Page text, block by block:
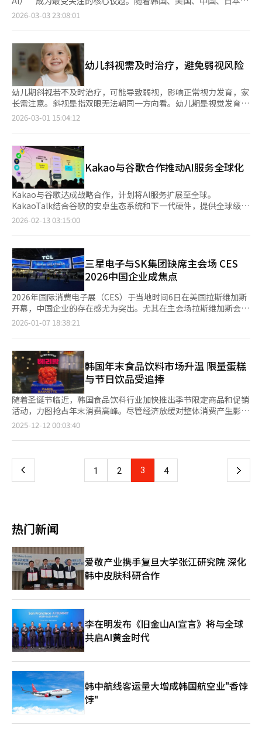
邱等地区。此前，乐天百货在上月开设了约694平方米的“阿迪达
斯品牌中心”，提供足部扫描服务，推荐合适的跑鞋。 CU便利店
号店是业内首个跑步主题店。店内设有无人储物柜、更衣室、休息
区和化妆间。 商品也专为跑步者设计，提供能量胶、护膝和防晒
霜等必需品。 此前试点安装储物柜的店铺销售额增长超过20%，
CU计划在汉江沿岸的18家店铺推广这一模式，建立“汉江跑步网
络”。 时尚平台也在应对跑步需求的增长。Musinsa在1月开设
了“Musinsa Kicks”鞋类专卖店，1楼为跑步专用空间。19日将
在首尔圣水洞开设第二家店，地下1层为“Musinsa Run”跑步专
用区。 城市各地也形成了跑步者聚集的“跑步基地”。阿迪达斯
供社交和休息空间。 位于首尔北村的“New Balance北村跑步中
心”提供跑鞋和装备租赁服务，游客可以体验北村和景福宫周边的
跑步路线。 零售业正将跑步与“体验消费”结合，计划通过店铺
举办跑步活动和聚会，吸引更多顾客。 业内人士表示：“跑步者
聚集的地方自然会产生消费，这成为平台的竞争力。线下店铺正从
单纯的购物场所转变为社区空间。”※ 本报道经人工智能（AI）系
统翻译与编辑。
多国科技企业集中亮相，本届大会已由传统移动通信技术展会，升
西班牙巴塞罗那菲拉格兰维亚会展中心开幕。来自全球200多个国
家和地区的约10万名业界人士与嘉宾参会。 从参展趋势来看，韩
国企业主打“实用型AI”，强调人工智能在日常生活场景中的深度
落地。LG U+以“让连接更具人性”为主题，展示搭载“ixi-O
pro”系统的家庭服务机器人。现场演示中，当用户在通话中提及
临时出差，机器人可自动识别语境，将行李箱移动至用户身边并协
助整理，展现出较强的场景理解与自主执行能力。 KT推出机器人
服务平台“K-Raas”，演示机器人从环境感知、数据分析到自主
放生成式大语言模型（LLM）互动体验。包括三星电子、SK海力士
在内，本届MWC共有约180家韩国企业参展，覆盖芯片、通信、终
端及平台生态等多个领域。 相比之下，中国企业更强调通过高完
成度的动态展示吸引关注。近年来在AI终端领域快速崛起的荣耀，
以及构建手机、机器人、电动车等多元生态体系的小米，展区人气
持续走高。 荣耀首次公开的银色人形机器人，可随音乐与舞者同
步舞动，并完成后空翻等高难度动作；其“机器人手机”可根据用
户视线自动调整角度，优化拍摄画面，并精准跟踪用户移动轨迹。
食的完整流程。其中一款“茶艺机器人”可精准控制水温与冲泡时
间，实现标准化操作。中国电信则展示“书法机器人”，通过精细
化控制笔锋力度，流畅书写汉字，体现出在精密执行层面的技术积
累。 日本企业则在高精度控制领域展现出技术优势。NTT
docomo展示远程操控机器人手部技术，可实时同步操作者动作与
握力强度，适用于精细作业场景。美国科技企业Meta开放Ray-
Ban智能眼镜体验，用户通过语音指令即可完成拍照、录像等操
作，体现出可穿戴设备与AI结合的应用潜力。 整体来看，本届
所长，人工智能正加速从数字空间走向现实场景，技术竞争格局亦
呈现出多元化发展趋势。
2026-03-03 23:08:01
幼儿斜视需及时治疗，避免弱视风险
幼儿期斜视若不及时治疗，可能导致弱视，影响正常视力发育，家
长需注意。斜视是指双眼无法朝同一方向看。幼儿期是视觉发育
的“黄金期”，错过此阶段，治疗效果可能受限。若一只眼睛未被
些信号，如孩子眼睛间歇性向外或向内偏转，或拍照时一只眼睛的
光反射异常。疲劳或发呆时症状更明显。儿童斜视的原因尚不明
确，可能与遗传、神经肌肉发育异常、严重屈光不正等有关。预防
方法不明确，早期发现尤为重要。准确诊断需进行视力、眼球运
动、感官功能等全面检查，评估症状起始时间、持续性、单眼或双
眼表现及家族史，测量斜视角度判断类型和程度。儿童常见间歇性
外斜视。治疗分为非手术和手术。初期可通过眼镜矫正、遮盖疗法
（遮盖好眼以使用弱眼）、眼球肌肉注射肉毒杆菌等进行。但若斜
或部分切除以矫正眼位，手术时间通常不超过1小时，多数在全麻
下进行。术后可能出现暂时性充血或复视，但大多会改善，部分需
再次手术。高丽大学安山医院眼科教授河锡圭表示：“儿童斜视手
术麻醉和手术时间较短，整体风险较低。结膜仅切开约3毫米，几
乎无明显疤痕。”他补充道：“不要期望儿童斜视会自行好转，早
期准确诊断最为重要。及时治疗可预防弱视，促进正常视觉功能发
育。”※ 本报道经人工智能（AI）系统翻译与编辑。
2026-03-01 15:04:12
Kakao与谷歌合作推动AI服务全球化
Kakao与谷歌达成战略合作，计划将AI服务扩展至全球。
KakaoTalk结合谷歌的安卓生态系统和下一代硬件，提供全球级AI
体验。Kakao代表郑信雅在2025年业绩发布会上宣布与谷歌的战
Kanana仅在部分iOS设备上试运行。通过与谷歌合作，Kakao将
优化Kanana服务以适应安卓系统，计划向占韩国市场70%以上的
安卓用户开放AI服务。◆ 安卓优化助力“Kanana”腾飞合作还将
扩展至可穿戴设备。Kakao与谷歌共同开发适用于下一代AI眼镜的
用户界面和体验，目标是通过眼镜实现免提AI生活方式。Kakao计
划在未来设备竞争中成为“必备界面”，而谷歌则通过KakaoTalk
在韩国市场的高占有率，获取其硬件的核心内容。在基础设施方
面，Kakao将大幅引入谷歌的AI专用芯片TPU。郑代表表示，正在
成本问题时，利用谷歌的TPU有望实现成本节约和计算效率提升。
Kakao计划通过此举优化自身LLM和服务运营成本。业内分析认
为，Kakao的策略是通过与OpenAI和谷歌等全球领导者合作，快
速推出“最具韩国特色的AI服务”。IT行业人士表示，Kakao是全
球大科技公司进入韩国市场时的理想合作伙伴，与谷歌的联盟将巩
固其作为全球AI技术进入用户日常生活的门户角色。Kakao计划在
年内推出安卓版本的Kanana服务，并通过与谷歌的技术交流大幅
增强多模态AI功能。※ 本报道经人工智能（AI）系统翻译与编辑。
2026-02-13 03:15:00
三星电子与SK集团缺席主会场 CES
2026中国企业成焦点
2026年国际消费电子展（CES）于当地时间6日在美国拉斯维加斯
开幕，中国企业的存在感尤为突出。尤其在主会场拉斯维加斯会议
中心（LVCC）,随着去年设立大型展馆的三星电子和SK集团的缺
Las Vegas）单独设立面积达4628平方米的独立展馆。去年三星电
子的展位由中国企业TCL占据。TCL在本届CES以规模最大的展馆
吸引众多关注。 开展首日，TCL展馆内人头攒动。入口处以超大尺
寸显示屏营造强烈视觉体验，集中展示下一代显示技术及基于人工
智能（AI）的产品阵容。产品涵盖自主研发的“SQD-Mini
LED”显示屏，以及移动设备、可穿戴设备、增强现实技术
（AR）眼镜等多种产品。此外，TCL还展出车辆模型，并在车内
公开车载显示屏等车内电子设备。 值得注意的是，TCL再次展出去
年首次亮相的全球首款模块化人工智能陪伴机器人TCL AiMe。外
流，并执行多种指令。在当日展示活动中，拥有不同名字的三台机
器人登场，与主持人进行互动，赢得现场观众热烈掌声。 此前TCL
被大众熟知，但在本届CES上展示电视、冰箱、空调等多条产品
分可穿戴设备让人联想到三星电子的Galaxy Ring，而美容电器产
品也与戴森Airwrap相似，不免引发对其模仿其他企业产品的质
疑。对此，追觅科技相关人士表示：“即使与戴森产品相比，也毫
不逊色，具备充分竞争力。”
2026-01-07 18:38:21
韩国年末食品饮料市场升温 限量蛋糕
与节日饮品受追捧
随着圣诞节临近，韩国食品饮料行业加快推出季节限定商品和促销
活动，力图抢占年末消费高峰。尽管经济放缓对整体消费产生影
响，蛋糕、饮料、甜点等品类的需求依然稳健。 国家数据处（原
元（约合人民币1018亿元），同比增长3.2%。其中，餐饮服务增
移动购物占比约76%，便捷的即兴消费方式，如蛋糕预订和季节限
定饮品购买，成为拉动需求的重要动力。 在蛋糕市场，SPC集团旗
罗缤（Baskin Robbins）也将冰淇淋蛋糕产量提升约10%，推出
迪士尼动画《疯狂动物城》主题蛋糕，并与英国品牌Hunter合作
推出联名周边，增强产品的视觉趣味和收藏价值。 饮料市场方
面，星巴克通过季节性菜单拉动年末消费。今年圣诞主题与经典绘
本知识产权（IP）《威利在哪里》（Where’s Wally）联动，推
出“威利樱桃布丁奶油星冰乐”等新品，并重推冬季热饮“经典热
红酒木槿花茶”，营造浓厚节日氛围。同时，公司将周边商品阵容
扩充至12种，并通过积分奖励及礼品活动增强消费者购买体验。
今年年末，食品饮料行业呈现明显“玩乐型消费”趋势。降临节日
历、DIY甜点等产品瞄准成人与儿童共融的“中年儿童
（Kidult）”市场。海太制果推出15格降临节日历，内含17种饼
干，最后一格附可自行装饰的圣诞眼镜，同时兼顾社交媒体
（SNS）晒图需求；好丽友则推出“布朗尼鲁道夫小屋制
主题设计日历，抢占居家体验型甜点市场。 业内人士表示，年末
食品饮料消费依然保持稳健增长。相比外出就餐，更多消费者倾向
在家通过蛋糕、饮料等甜点营造温馨氛围。尤其是MZ世代（1980
年初至2000年出生）消费者，更喜欢通过开箱和晒图享受购物乐
趣。未来两周，企业将通过多渠道全力推动节日销售。
2025-12-12 00:03:40
上
页
1 2 3 4 下
热门新闻
爱敬产业携手复旦大学张江研究院 深化
韩中皮肤科研合作
李在明发布《旧金山AI宣言》将与全球
共启AI黄金时代
韩中航线客运量大增成韩国航空业"香饽
饽"